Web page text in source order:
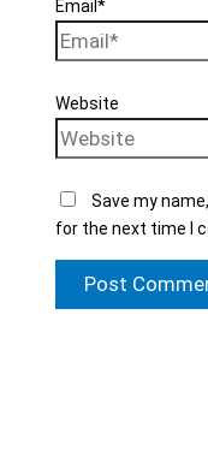
Email*
Website
Save my
for the next time I